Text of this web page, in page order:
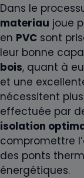
Dans le
materiau joue
en PVC sont
leur bonne
bois, quant à
et une
nécessitent plus
effectuée par
isolation
compromettre
des ponts
énergétiques.